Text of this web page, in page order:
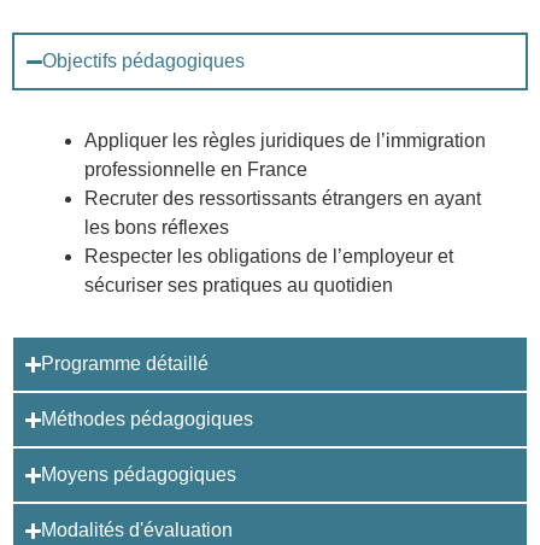
Objectifs pédagogiques
Appliquer les règles juridiques de l’immigration
professionnelle en France
Recruter des ressortissants étrangers en ayant
les bons réflexes
Respecter les obligations de l’employeur et
sécuriser ses pratiques au quotidien
Programme détaillé
Méthodes pédagogiques
Moyens pédagogiques
Modalités d'évaluation